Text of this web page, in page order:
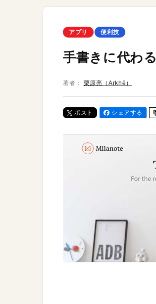
アプリ 便利技
手書きに代わ
著者： 栗原亮（Arkhē）
ポスト シェアする